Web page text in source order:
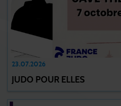
23.07.2026
JUDO POUR ELLES